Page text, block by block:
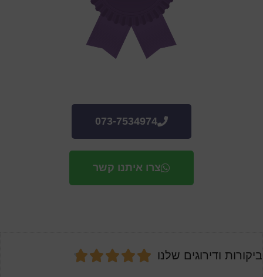
073-7534974
צרו איתנו קשר
ביקורות ודירוגים שלנו 



